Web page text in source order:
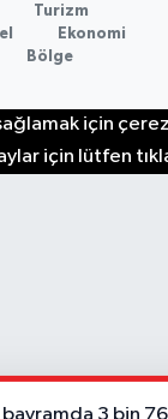
Turizm
Ekonomi
Bölge
için
için lütfen
3 bin